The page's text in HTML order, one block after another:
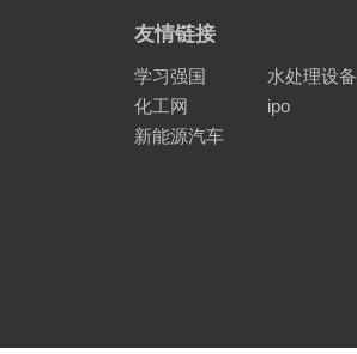
友情链接
学习强国 水处理设备
化工网
ipo
新能源汽车